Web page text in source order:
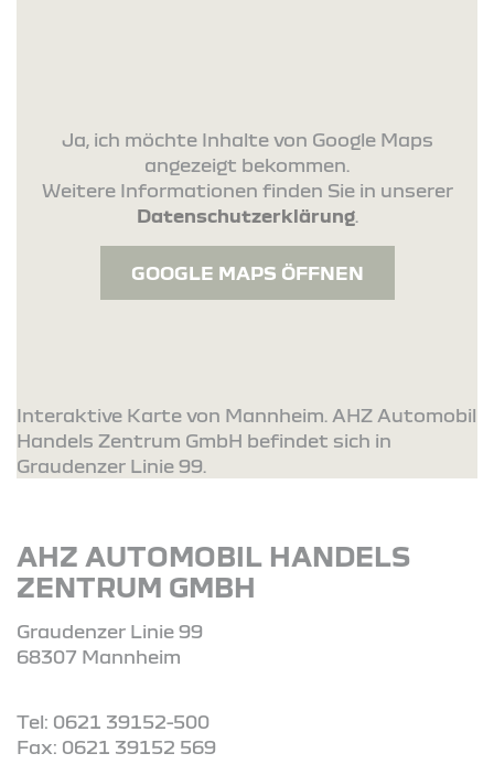
Ja, ich möchte Inhalte von Google Maps
angezeigt bekommen.
Weitere Informationen finden Sie in unserer
Datenschutzerklärung.
GOOGLE MAPS ÖFFNEN
Interaktive Karte von Mannheim. AHZ Automobil
Handels Zentrum GmbH befindet sich in
Graudenzer Linie 99.
AHZ AUTOMOBIL HANDELS
ZENTRUM GMBH
Graudenzer Linie 99
68307 Mannheim
Tel: 0621 39152-500
Fax: 0621 39152 569